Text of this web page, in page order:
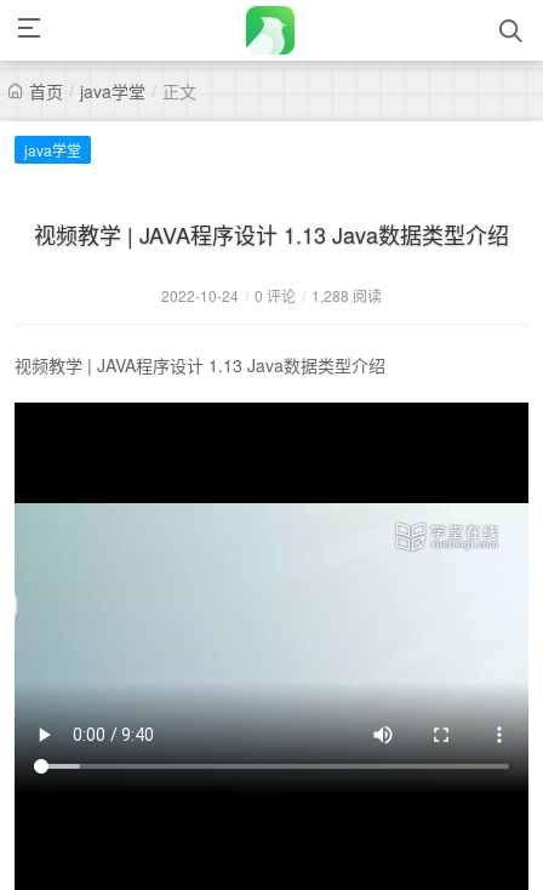
首页 / java学堂 / 正文
java学堂
视频教学 | JAVA程序设计 1.13 Java数据类型介绍
2022-10-24 / 0 评论 / 1,288 阅读
视频教学 | JAVA程序设计 1.13 Java数据类型介绍